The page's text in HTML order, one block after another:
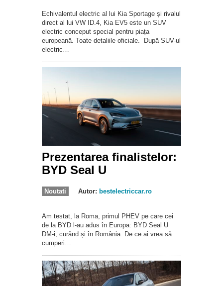
Echivalentul electric al lui Kia Sportage și rivalul
direct al lui VW ID.4, Kia EV5 este un SUV
electric conceput special pentru piața
europeană. Toate detaliile oficiale. După SUV-ul
electric…
Prezentarea finalistelor:
BYD Seal U
Noutati Autor: bestelectriccar.ro
Am testat, la Roma, primul PHEV pe care cei
de la BYD l-au adus în Europa: BYD Seal U
DM-i, curând și în România. De ce ai vrea să
cumperi…